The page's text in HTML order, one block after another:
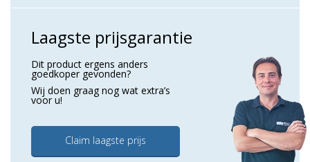
Laagste prijsgarantie
Dit product ergens anders
goedkoper gevonden?
Wij doen graag nog wat extra’s
voor u!
Claim laagste prijs